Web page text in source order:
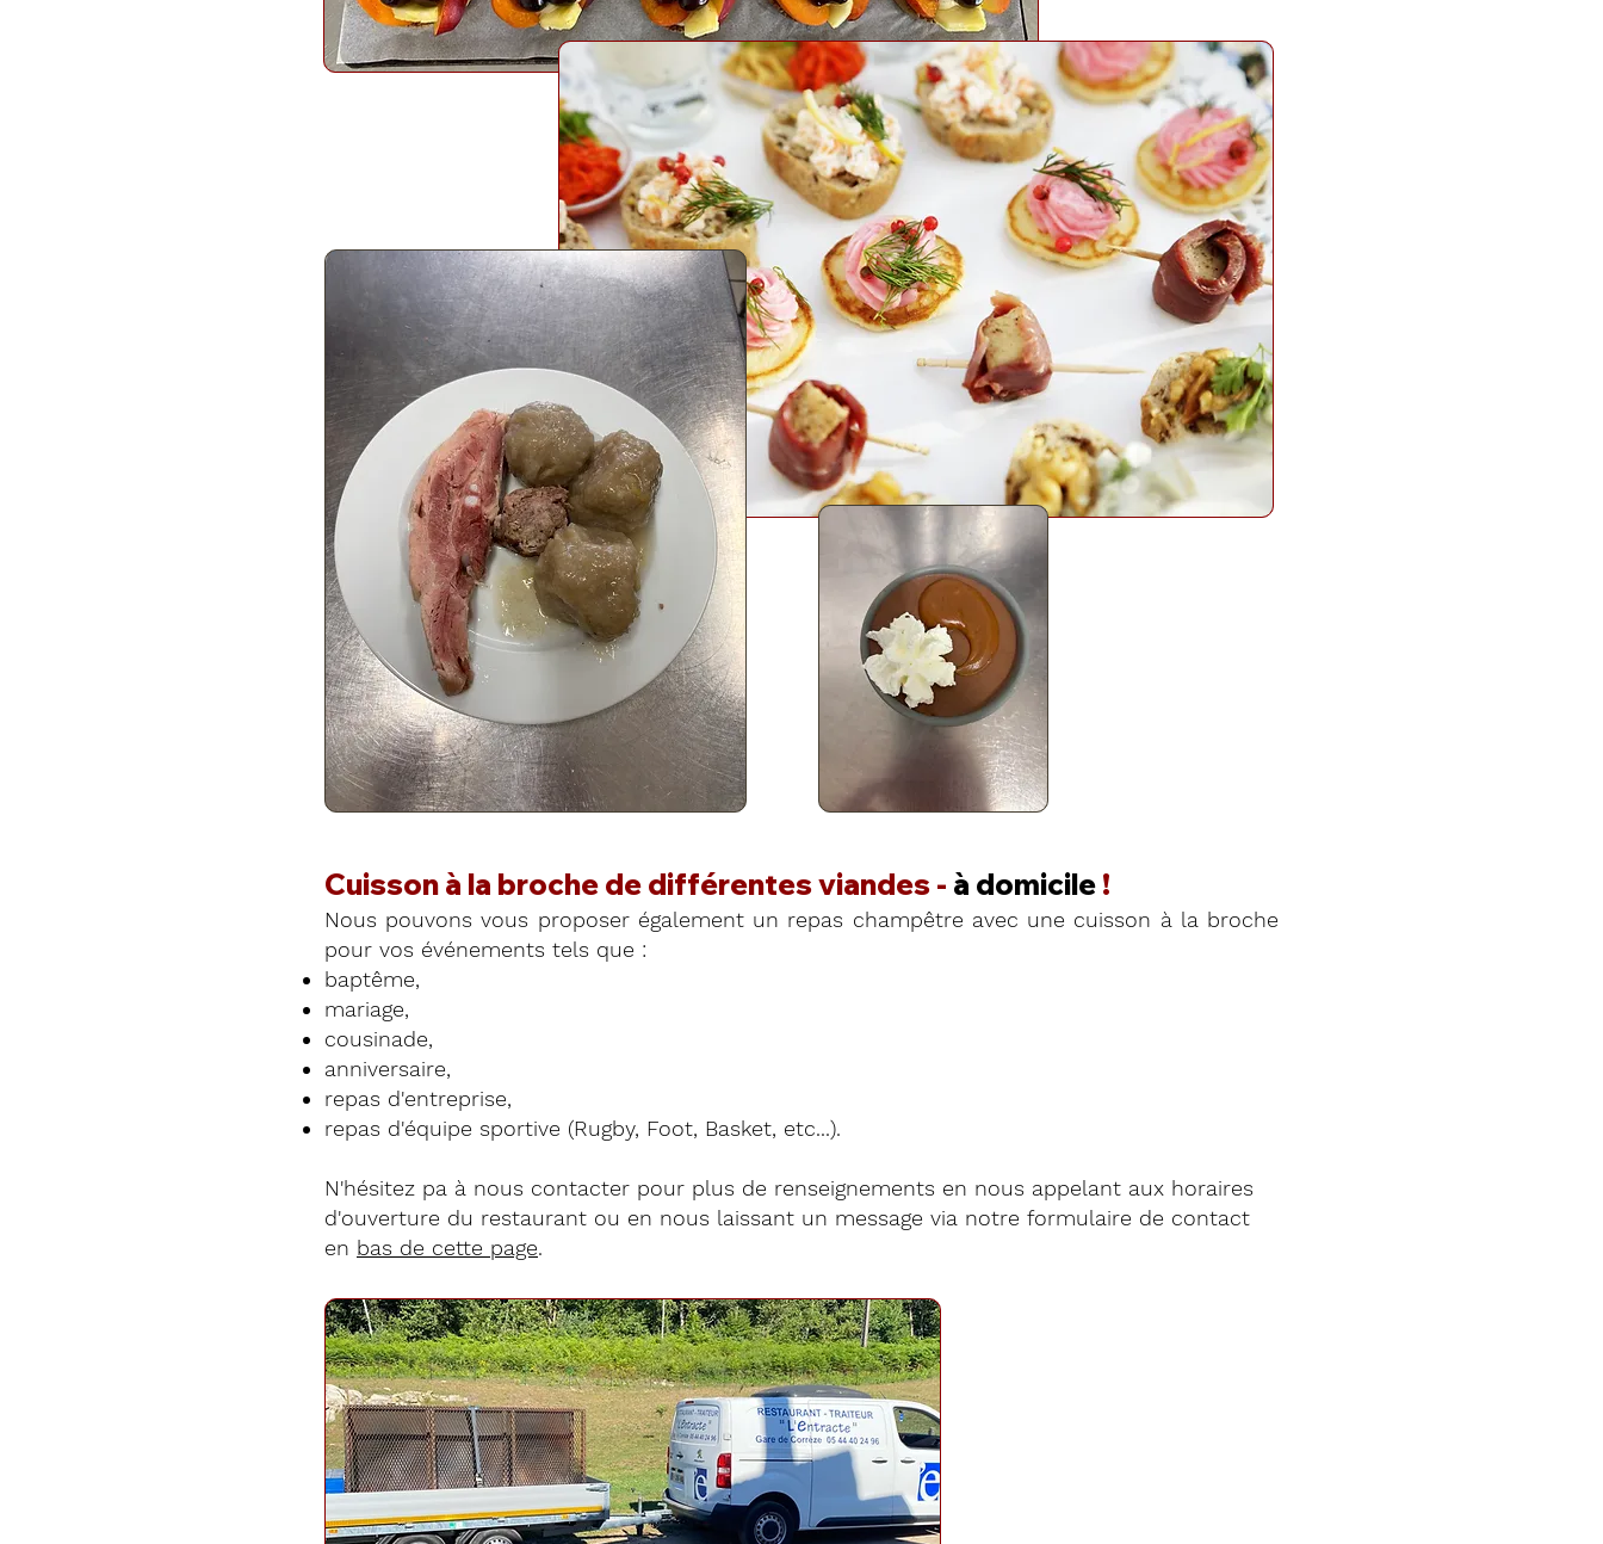
Cuisson à la broche de différentes viandes - à domicile !
Nous pouvons vous proposer également un repas champêtre avec une cuisson à la broche
pour vos événements tels que :
baptême,
mariage,
cousinade,
anniversaire,
repas d'entreprise,
repas d'équipe sportive (Rugby, Foot, Basket, etc...).
N'hésitez pa à nous contacter pour plus de renseignements en nous appelant aux horaires
d'ouverture du restaurant ou en nous laissant un message via notre formulaire de contact
en bas de cette page.